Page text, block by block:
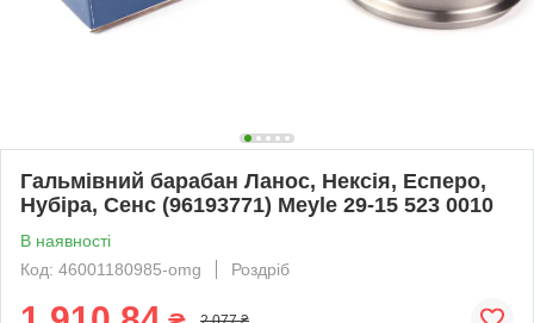
Гальмівний барабан Ланос, Нексія, Есперо,
Нубіра, Сенс (96193771) Meyle 29-15 523 0010
В наявності
Код: 46001180985-omg
Роздріб